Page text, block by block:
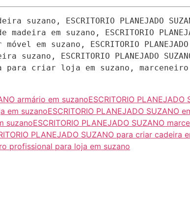
suzano, ESCRITORIO PLANEJADO
em suzano, ESCRITORIO
em suzano, ESCRITORIO
suzano, ESCRITORIO PLANEJADO
para criar loja em suzano,
armário em suzanoESCRITORIO
em suzanoESCRITORIO PLANEJADO SUZANO
suzanoESCRITORIO PLANEJADO SUZANO
PLANEJADO SUZANO para criar cadeira
profissional para loja em suzano